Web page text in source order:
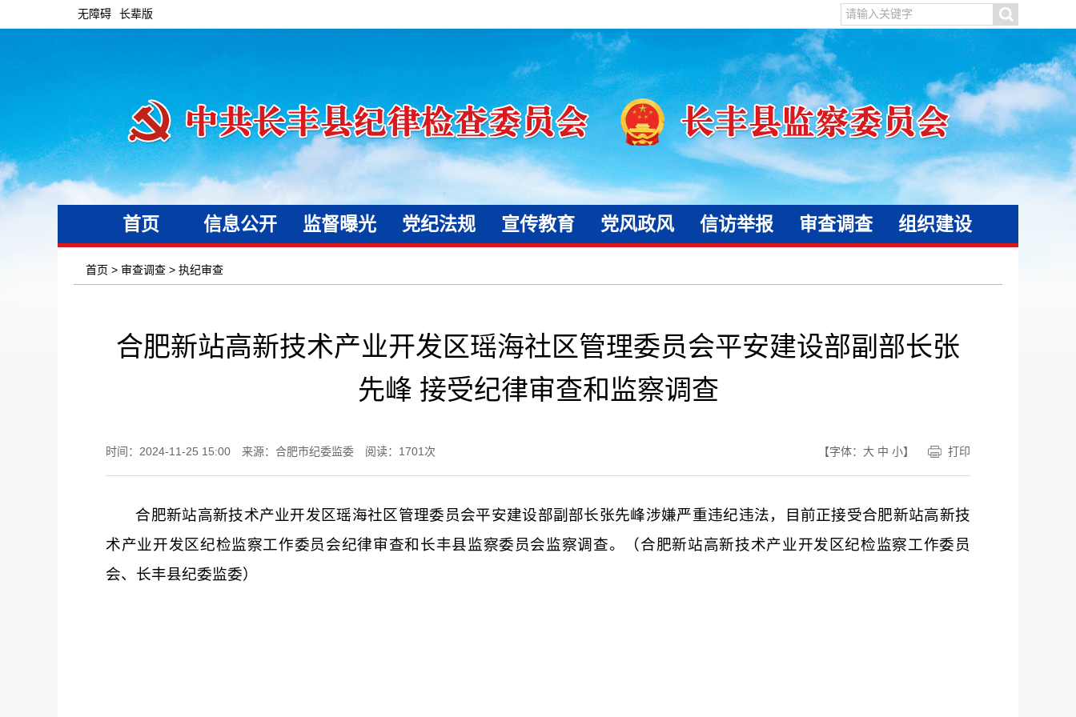
无障碍 长辈版
首页 信息公开 监督曝光 党纪法规 宣传教育 党风政风 信访举报 审查调查 组织建设
首页 > 审查调查 > 执纪审查
合肥新站高新技术产业开发区瑶海社区管理委员会平安建设部副部长张
先峰 接受纪律审查和监察调查
时间：2024-11-25 15:00 来源：合肥市纪委监委 阅读： 1701 次 【字体： 大 中 小】 打印
合肥新站高新技术产业开发区瑶海社区管理委员会平安建设部副部长张先峰涉嫌严重违纪违法，目前正接受合肥新站高新技
术产业开发区纪检监察工作委员会纪律审查和长丰县监察委员会监察调查。（合肥新站高新技术产业开发区纪检监察工作委员
会、长丰县纪委监委）